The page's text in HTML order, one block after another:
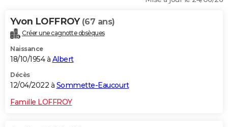
Alimentation
Guide de la santé
Maladies
Médicaments
Sommeil
VOYAGE
Destinations
City break
Voyage nature
Voyage de noces
Forum
Climat
+PHOTO
GUIDES D'ACHAT
BONS PLANS
CARTE DE VOEUX
Yvon LOFFROY (67 ans)
Créer une cagnotte obsèques
Naissance
18/10/1954 à Albert
Décès
12/04/2022 à Sommette-Eaucourt
Famille LOFFROY